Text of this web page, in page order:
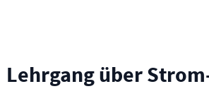
Lehrgang über